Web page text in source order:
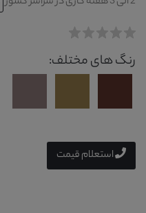
رنگ های مختلف:
استعلام قیمت